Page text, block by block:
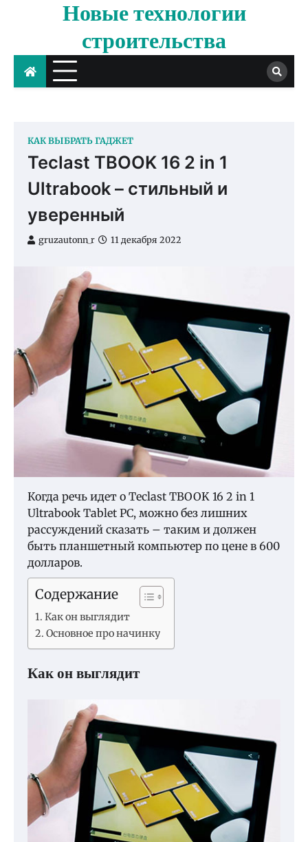
Новые технологии
строительства
КАК ВЫБРАТЬ ГАДЖЕТ
Teclast TBOOK 16 2 in 1
Ultrabook – стильный и
уверенный
gruzautonn_r 11 декабря 2022
Когда речь идет о Teclast TBOOK 16 2 in 1
Ultrabook Tablet PC, можно без лишних
рассуждений сказать – таким и должен
быть планшетный компьютер по цене в 600
долларов.
Содержание
Как он выглядит
Основное про начинку
Как он выглядит